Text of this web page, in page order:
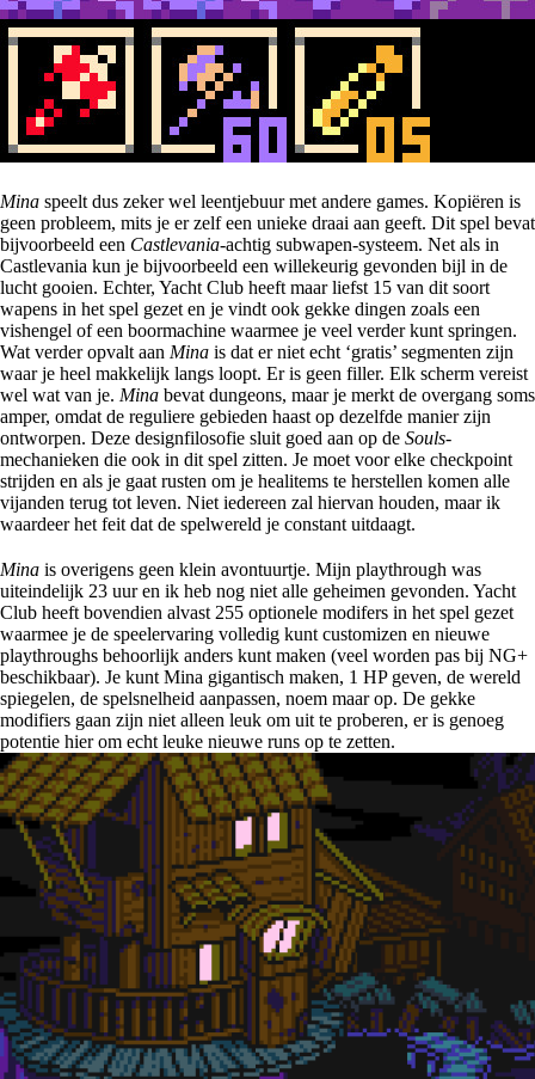
Mina speelt dus zeker wel leentjebuur met andere games. Kopiëren is
geen probleem, mits je er zelf een unieke draai aan geeft. Dit spel bevat
bijvoorbeeld een Castlevania-achtig subwapen-systeem. Net als in
Castlevania kun je bijvoorbeeld een willekeurig gevonden bijl in de
lucht gooien. Echter, Yacht Club heeft maar liefst 15 van dit soort
wapens in het spel gezet en je vindt ook gekke dingen zoals een
vishengel of een boormachine waarmee je veel verder kunt springen.
Wat verder opvalt aan Mina is dat er niet echt ‘gratis’ segmenten zijn
waar je heel makkelijk langs loopt. Er is geen filler. Elk scherm vereist
wel wat van je. Mina bevat dungeons, maar je merkt de overgang soms
amper, omdat de reguliere gebieden haast op dezelfde manier zijn
ontworpen. Deze designfilosofie sluit goed aan op de Souls-
mechanieken die ook in dit spel zitten. Je moet voor elke checkpoint
strijden en als je gaat rusten om je healitems te herstellen komen alle
vijanden terug tot leven. Niet iedereen zal hiervan houden, maar ik
waardeer het feit dat de spelwereld je constant uitdaagt.
Mina is overigens geen klein avontuurtje. Mijn playthrough was
uiteindelijk 23 uur en ik heb nog niet alle geheimen gevonden. Yacht
Club heeft bovendien alvast 255 optionele modifers in het spel gezet
waarmee je de speelervaring volledig kunt customizen en nieuwe
playthroughs behoorlijk anders kunt maken (veel worden pas bij NG+
beschikbaar). Je kunt Mina gigantisch maken, 1 HP geven, de wereld
spiegelen, de spelsnelheid aanpassen, noem maar op. De gekke
modifiers gaan zijn niet alleen leuk om uit te proberen, er is genoeg
potentie hier om echt leuke nieuwe runs op te zetten.